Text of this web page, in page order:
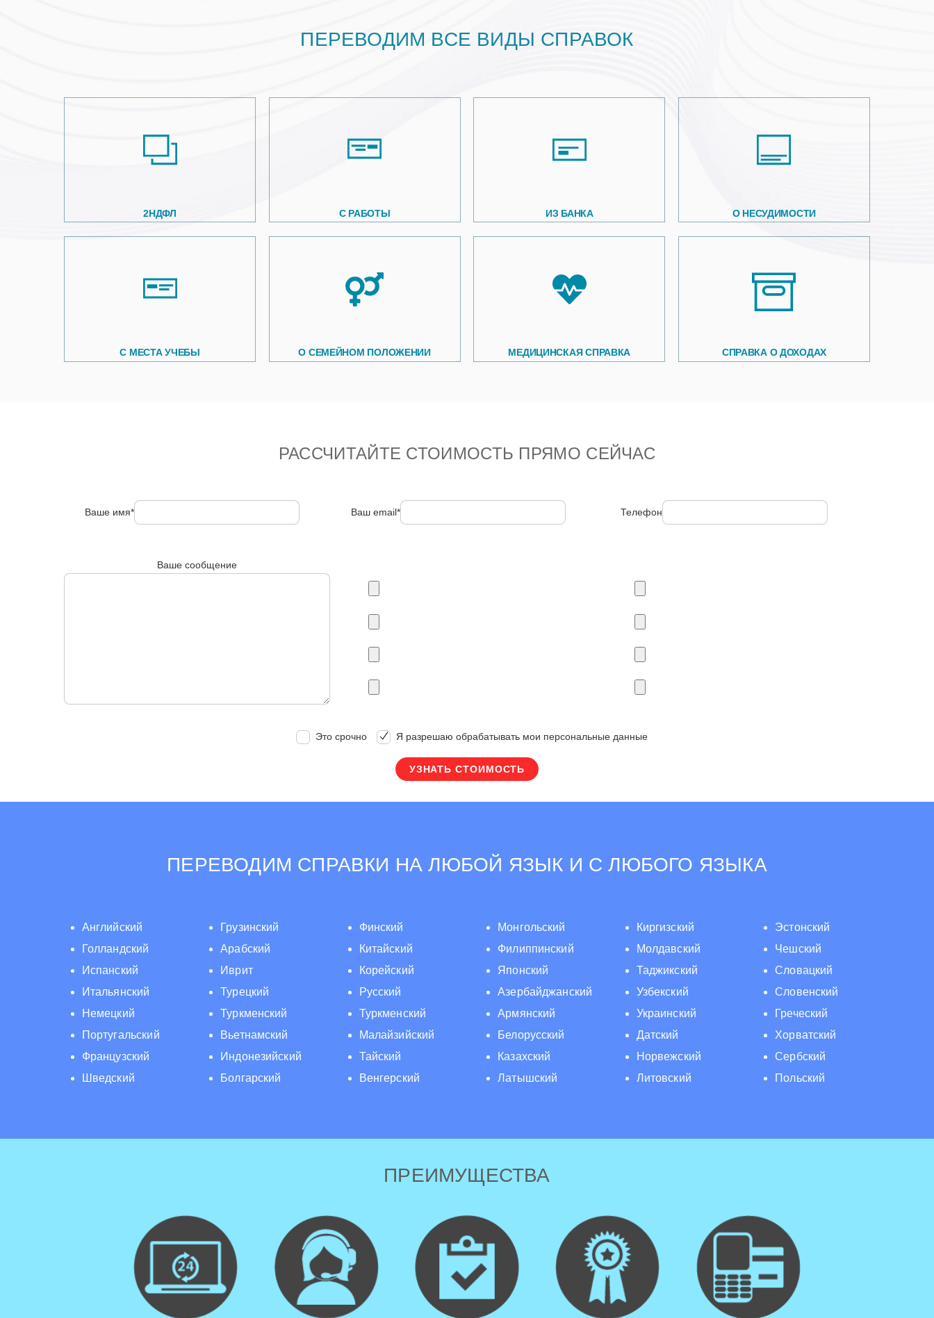
ПЕРЕВОДИМ ВСЕ ВИДЫ СПРАВОК
2НДФЛ С РАБОТЫ ИЗ БАНКА О НЕСУДИМОСТИ
С МЕСТА УЧЕБЫ О СЕМЕЙНОМ ПОЛОЖЕНИИ МЕДИЦИНСКАЯ СПРАВКА СПРАВКА О ДОХОДАХ
РАССЧИТАЙТЕ СТОИМОСТЬ ПРЯМО СЕЙЧАС
Ваше имя* Ваш email* Телефон
Ваше сообщение
Это срочно Я разрешаю обрабатывать мои персональные данные
ПЕРЕВОДИМ СПРАВКИ НА ЛЮБОЙ ЯЗЫК И С ЛЮБОГО ЯЗЫКА
Английский
Голландский
Испанский
Итальянский
Немецкий
Португальский
Французский
Шведский
Грузинский
Арабский
Иврит
Турецкий
Туркменский
Вьетнамский
Индонезийский
Болгарский
Финский
Китайский
Корейский
Русский
Туркменский
Малайзийский
Тайский
Венгерский
Монгольский
Филиппинский
Японский
Азербайджанский
Армянский
Белорусский
Казахский
Латышский
Киргизский
Молдавский
Таджикский
Узбекский
Украинский
Датский
Норвежский
Литовский
Эстонский
Чешский
Словацкий
Словенский
Греческий
Хорватский
Сербский
Польский
ПРЕИМУЩЕСТВА